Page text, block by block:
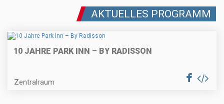
AKTUELLES PROGRAMM
10 JAHRE PARK INN – BY RADISSON
Zentralraum